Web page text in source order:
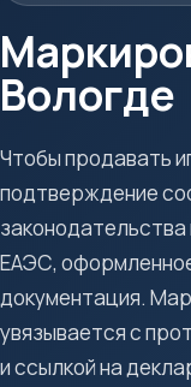
Вологде
Чтобы продавать
подтверждение
законодательства
ЕАЭС,
документация.
увязывается с
и ссылкой на